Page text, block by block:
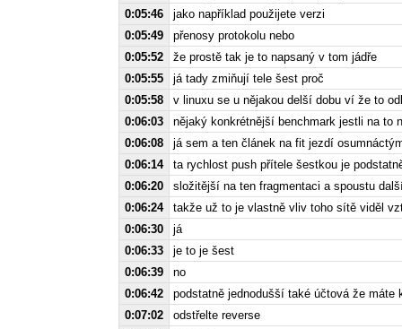
0:05:46
jako například použijete verzi
0:05:49
přenosy protokolu nebo
0:05:52
že prostě tak je to napsaný v tom jádře
0:05:55
já tady zmiňují tele šest proč
0:05:58
v linuxu se u nějakou delší dobu ví že to
0:06:03
nějaký konkrétnější benchmark jestli na to
0:06:08
já sem a ten článek na fit jezdí
0:06:14
ta rychlost push přítele šestkou je
0:06:20
složitější na ten fragmentaci a spoustu
0:06:24
takže už to je vlastně vliv toho sítě viděl
0:06:30
já
0:06:33
je to je šest
0:06:39
no
0:06:42
podstatně jednodušší také účtová že
0:07:02
odstřelte reverse